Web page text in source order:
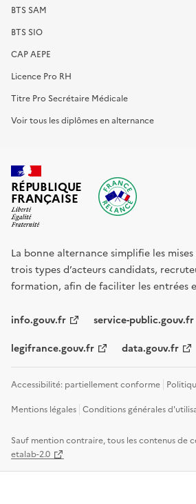
BTS SAM
BTS SIO
CAP AEPE
Licence Pro RH
Titre Pro Secrétaire Médicale
Voir tous les diplômes en alternance
RÉPUBLIQUE
FRANÇAISE
La bonne alternance simplifie les
trois types d’acteurs candidats,
formation, afin de faciliter les entrées
info.gouv.fr service-public.gouv.fr
legifrance.gouv.fr data.gouv.fr
Accessibilité: partiellement conforme
Mentions légales Conditions générales
Sauf mention contraire, tous les contenus de
etalab-2.0